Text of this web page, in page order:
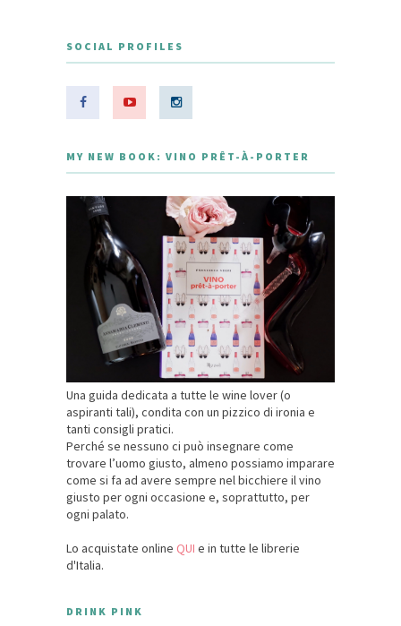
SOCIAL PROFILES
MY NEW BOOK: VINO PRÊT-À-PORTER
Una guida dedicata a tutte le wine lover (o
aspiranti tali), condita con un pizzico di ironia e
tanti consigli pratici.
Perché se nessuno ci può insegnare come
trovare l’uomo giusto, almeno possiamo imparare
come si fa ad avere sempre nel bicchiere il vino
giusto per ogni occasione e, soprattutto, per
ogni palato.
Lo acquistate online QUI e in tutte le librerie
d'Italia.
DRINK PINK